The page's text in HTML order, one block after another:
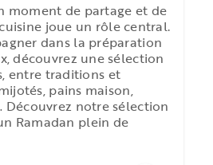
moment de partage et de
joue un rôle central.
dans la préparation
découvrez une sélection
entre traditions et
pains maison,
Découvrez notre sélection
Ramadan plein de